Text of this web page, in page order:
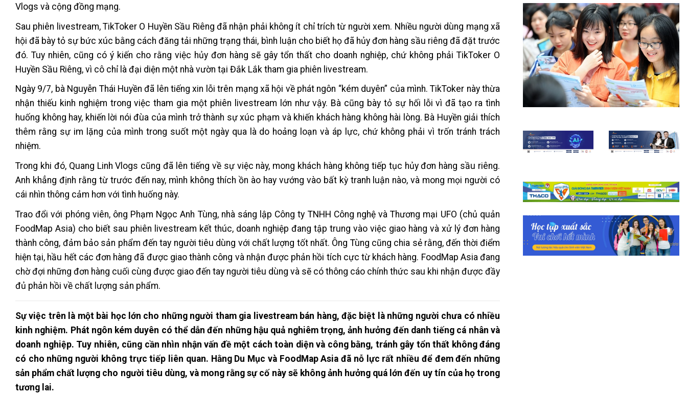
Vlogs và cộng đồng mạng.
Sau phiên livestream, TikToker O Huyền Sầu Riêng đã nhận phải không ít chỉ trích từ người xem. Nhiều người dùng mạng xã
hội đã bày tỏ sự bức xúc bằng cách đăng tải những trạng thái, bình luận cho biết họ đã hủy đơn hàng sầu riêng đã đặt trước
đó. Tuy nhiên, cũng có ý kiến cho rằng việc hủy đơn hàng sẽ gây tổn thất cho doanh nghiệp, chứ không phải TikToker O
Huyền Sầu Riêng, vì cô chỉ là đại diện một nhà vườn tại Đắk Lắk tham gia phiên livestream.
Ngày 9/7, bà Nguyễn Thái Huyền đã lên tiếng xin lỗi trên mạng xã hội về phát ngôn “kém duyên” của mình. TikToker này thừa
nhận thiếu kinh nghiệm trong việc tham gia một phiên livestream lớn như vậy. Bà cũng bày tỏ sự hối lỗi vì đã tạo ra tình
huống không hay, khiến lời nói đùa của mình trở thành sự xúc phạm và khiến khách hàng không hài lòng. Bà Huyền giải thích
thêm rằng sự im lặng của mình trong suốt một ngày qua là do hoảng loạn và áp lực, chứ không phải vì trốn tránh trách
nhiệm.
Trong khi đó, Quang Linh Vlogs cũng đã lên tiếng về sự việc này, mong khách hàng không tiếp tục hủy đơn hàng sầu riêng.
Anh khẳng định rằng từ trước đến nay, mình không thích ồn ào hay vướng vào bất kỳ tranh luận nào, và mong mọi người có
cái nhìn thông cảm hơn với tình huống này.
Trao đổi với phóng viên, ông Phạm Ngọc Anh Tùng, nhà sáng lập Công ty TNHH Công nghệ và Thương mại UFO (chủ quản
FoodMap Asia) cho biết sau phiên livestream kết thúc, doanh nghiệp đang tập trung vào việc giao hàng và xử lý đơn hàng
thành công, đảm bảo sản phẩm đến tay người tiêu dùng với chất lượng tốt nhất. Ông Tùng cũng chia sẻ rằng, đến thời điểm
hiện tại, hầu hết các đơn hàng đã được giao thành công và nhận được phản hồi tích cực từ khách hàng. FoodMap Asia đang
chờ đợi những đơn hàng cuối cùng được giao đến tay người tiêu dùng và sẽ có thông cáo chính thức sau khi nhận được đầy
đủ phản hồi về chất lượng sản phẩm.
Sự việc trên là một bài học lớn cho những người tham gia livestream bán hàng, đặc biệt là những người chưa có nhiều
kinh nghiệm. Phát ngôn kém duyên có thể dẫn đến những hậu quả nghiêm trọng, ảnh hưởng đến danh tiếng cá nhân và
doanh nghiệp. Tuy nhiên, cũng cần nhìn nhận vấn đề một cách toàn diện và công bằng, tránh gây tổn thất không đáng
có cho những người không trực tiếp liên quan. Hằng Du Mục và FoodMap Asia đã nỗ lực rất nhiều để đem đến những
sản phẩm chất lượng cho người tiêu dùng, và mong rằng sự cố này sẽ không ảnh hưởng quá lớn đến uy tín của họ trong
tương lai.